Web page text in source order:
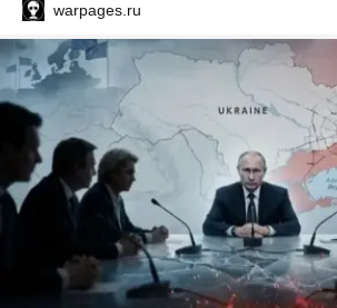
warpages.ru